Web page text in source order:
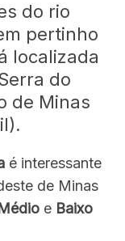
do rio
pertinho
localizada
do
de Minas
é interessante
de Minas
e Baixo